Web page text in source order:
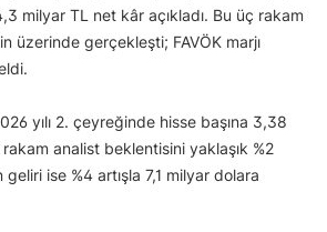
milyar TL net kâr açıkladı. Bu üç rakam
üzerinde gerçekleşti; FAVÖK marjı
yılı 2. çeyreğinde hisse başına 3,38
analist beklentisini yaklaşık %2
geliri ise %4 artışla 7,1 milyar dolara